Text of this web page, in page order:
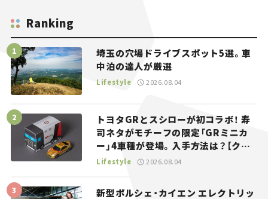
Ranking
埼玉の穴場ドライブスポット5選。車
中泊の達人が厳選
Lifestyle 2026.08.04
トヨタGRとスシローが初コラボ！ 寿
司ネタがモチーフの限定「GRミニカ
ー」4車種が登場。入手方法は？【クル
マとホビー】
Lifestyle 2026.08.04
新型ポルシェ・カイエン エレクトリッ